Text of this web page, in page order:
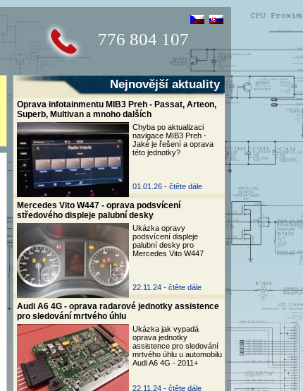
776 804 107
Nejnovější aktuality
Oprava infotainmentu MIB3 Preh - Passat, Arteon,
Superb, Multivan a mnoho dalších
Chyba po aktualizaci
navigace MIB3 Preh -
Jaké je řešení a oprava
této jednotky?
01.01.26 - čtěte dále
Mercedes Vito W447 - oprava podsvícení
středového displeje palubní desky
Ukázka opravy
podsvícení displeje
palubní desky pro
Mercedes Vito W447
22.11.24 - čtěte dále
Audi A6 4G - oprava radarové jednotky assistence
pro sledování mrtvého úhlu
Ukázka jak vypadá
oprava jednotky
assistence pro sledování
mrtvého úhlu u automobilu
Audi A6 4G - 2011+
22.11.24 - čtěte dále